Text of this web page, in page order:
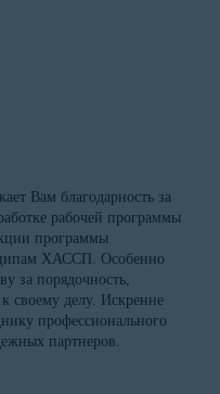
Вам благодарность за
рабочей программы
программы
ХАССП. Особенно
за порядочность,
своему делу. Искренне
профессионального
партнеров.